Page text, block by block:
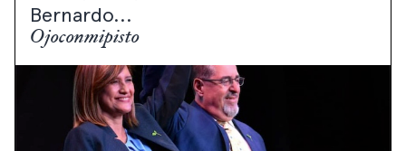
Bernardo...
Ojoconmipisto